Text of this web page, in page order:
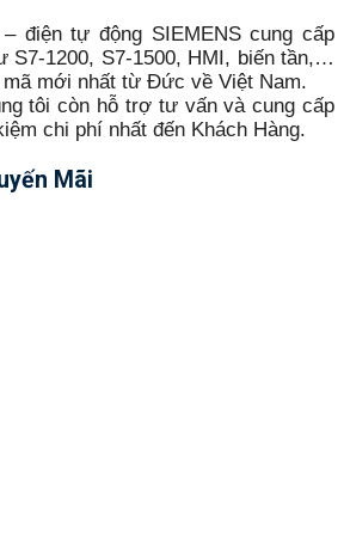
điện tự động SIEMENS cung cấp
S7-1200, S7-1500, HMI, biến tần,…
mới nhất từ Đức về Việt Nam.
tôi còn hỗ trợ tư vấn và cung cấp
chi phí nhất đến Khách Hàng.
Mãi